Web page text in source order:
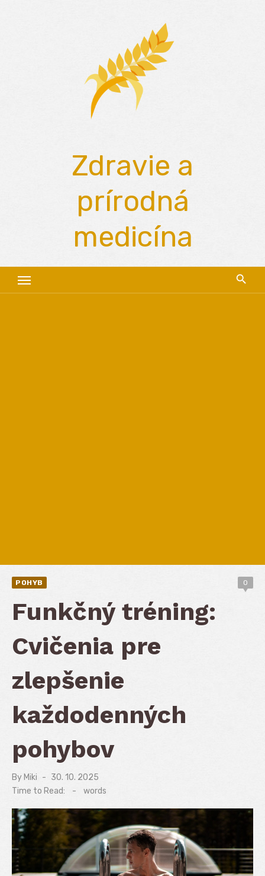
Zdravie a
prírodná
medicína
POHYB 0
Funkčný tréning:
Cvičenia pre
zlepšenie
každodenných
pohybov
By Miki
Posted
on
30. 10. 2025
Time to Read:
- words